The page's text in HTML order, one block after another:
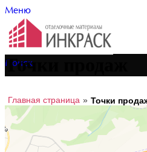
Меню
Поиск
Точки продаж
Главная страница » Точки